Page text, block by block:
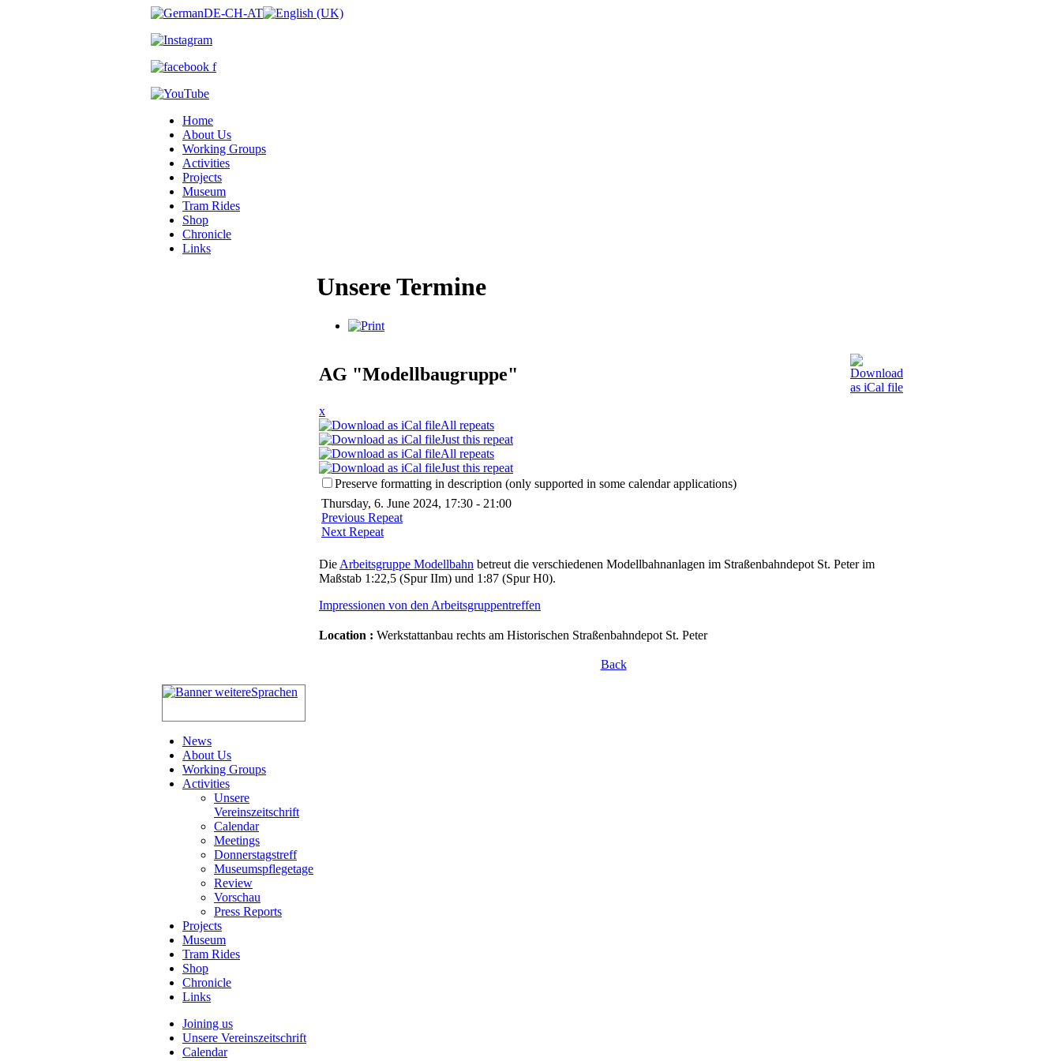
Home
About Us
Working Groups
Activities
Projects
Museum
Tram Rides
Shop
Chronicle
Links
Unsere Termine
AG "Modellbaugruppe"
x
All repeats
Just this repeat
All repeats
Just this repeat
Preserve formatting in description (only supported in some calendar applications)
Thursday, 6. June 2024, 17:30 - 21:00
Previous Repeat
Next Repeat
Die Arbeitsgruppe Modellbahn betreut die verschiedenen Modellbahnanlagen im Straßenbahndepot St. Peter im
Maßstab 1:22,5 (Spur IIm) und 1:87 (Spur H0).
Impressionen von den Arbeitsgruppentreffen
Location : Werkstattanbau rechts am Historischen Straßenbahndepot St. Peter
Back
News
About Us
Working Groups
Activities
Unsere
Vereinszeitschrift
Calendar
Meetings
Donnerstagstreff
Museumspflegetage
Review
Vorschau
Press Reports
Projects
Museum
Tram Rides
Shop
Chronicle
Links
Joining us
Unsere Vereinszeitschrift
Calendar